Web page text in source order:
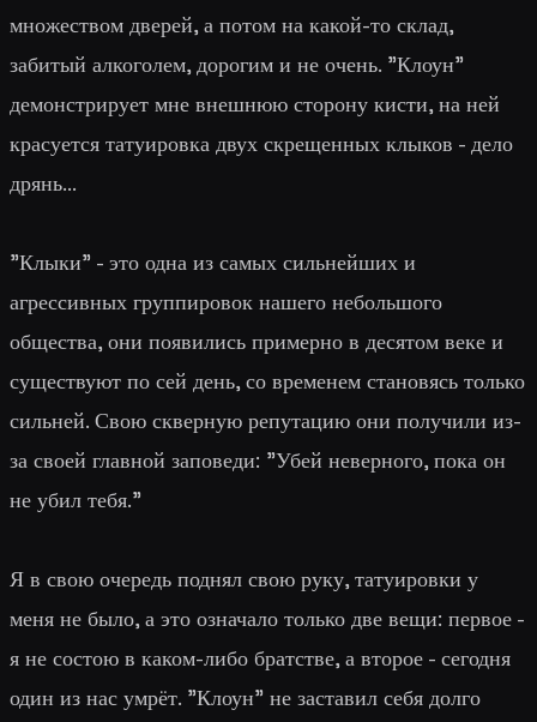
множеством дверей, а потом на какой-то склад,
забитый алкоголем, дорогим и не очень. "Клоун"
демонстрирует мне внешнюю сторону кисти, на ней
красуется татуировка двух скрещенных клыков - дело
дрянь...
"Клыки" - это одна из самых сильнейших и
агрессивных группировок нашего небольшого
общества, они появились примерно в десятом веке и
существуют по сей день, со временем становясь только
сильней. Свою скверную репутацию они получили из-
за своей главной заповеди: "Убей неверного, пока он
не убил тебя."
Я в свою очередь поднял свою руку, татуировки у
меня не было, а это означало только две вещи: первое -
я не состою в каком-либо братстве, а второе - сегодня
один из нас умрёт. "Клоун" не заставил себя долго